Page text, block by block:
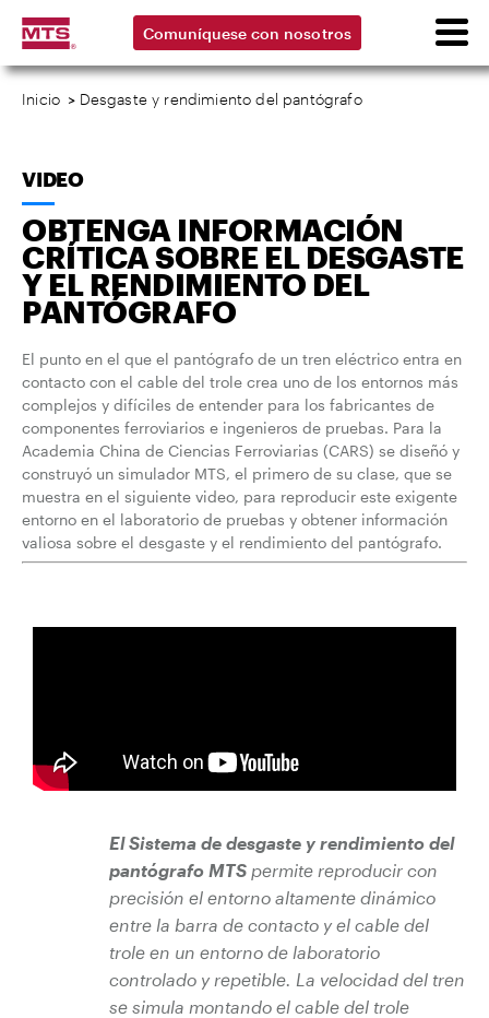
Comuníquese con nosotros
Inicio > Desgaste y rendimiento del pantógrafo
VIDEO
OBTENGA INFORMACIÓN
CRÍTICA SOBRE EL DESGASTE
Y EL RENDIMIENTO DEL
PANTÓGRAFO
El punto en el que el pantógrafo de un tren eléctrico entra en
contacto con el cable del trole crea uno de los entornos más
complejos y difíciles de entender para los fabricantes de
componentes ferroviarios e ingenieros de pruebas. Para la
Academia China de Ciencias Ferroviarias (CARS) se diseñó y
construyó un simulador MTS, el primero de su clase, que se
muestra en el siguiente video, para reproducir este exigente
entorno en el laboratorio de pruebas y obtener información
valiosa sobre el desgaste y el rendimiento del pantógrafo.
El Sistema de desgaste y rendimiento del
pantógrafo MTS permite reproducir con
precisión el entorno altamente dinámico
entre la barra de contacto y el cable del
trole en un entorno de laboratorio
controlado y repetible. La velocidad del tren
se simula montando el cable del trole